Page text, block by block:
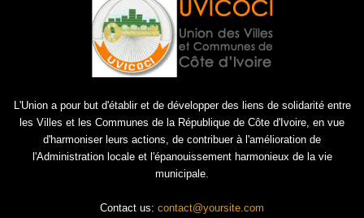
L'Union a pour but d'établir et de développer des liens de solidarité entre
les Villes et les Communes de la République de Côte d'Ivoire, en vue
d'harmoniser leurs actions, de contribuer à l'amélioration de
l'Administration locale et l'épanouissement harmonieux de la vie
municipale.
Contact us: contact@yoursite.com